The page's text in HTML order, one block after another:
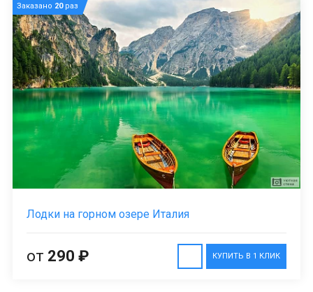
Заказано 20раз
Лодки на горном озере Италия
КУПИТЬ В 1 КЛИК
от 290 ₽